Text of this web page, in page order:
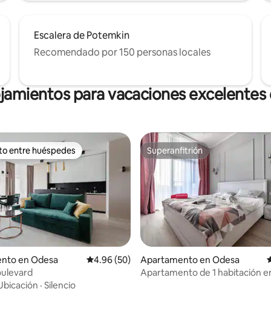
Escalera de Potemkin
Recomendado por 150 personas locales
para vacaciones excelentes
huéspedes preferido
entre huéspedes
en Odesa Calificación promedio: 4.96 de 5, 50 reseñas
4.96 (50)
· Silencio
Superanfitrión
Superanfitrión
Apartamento en Odesa
Apartamento de 1 habitación